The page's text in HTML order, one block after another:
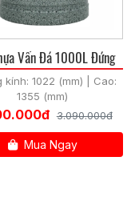
Vấn Đá 1000L Đứng
kính: 1022 (mm) | Cao:
1355 (mm)
3.090.000đ
Mua Ngay